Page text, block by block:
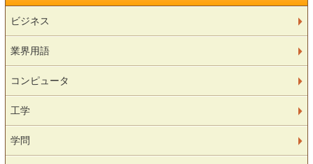
ビジネス
業界用語
コンピュータ
工学
学問